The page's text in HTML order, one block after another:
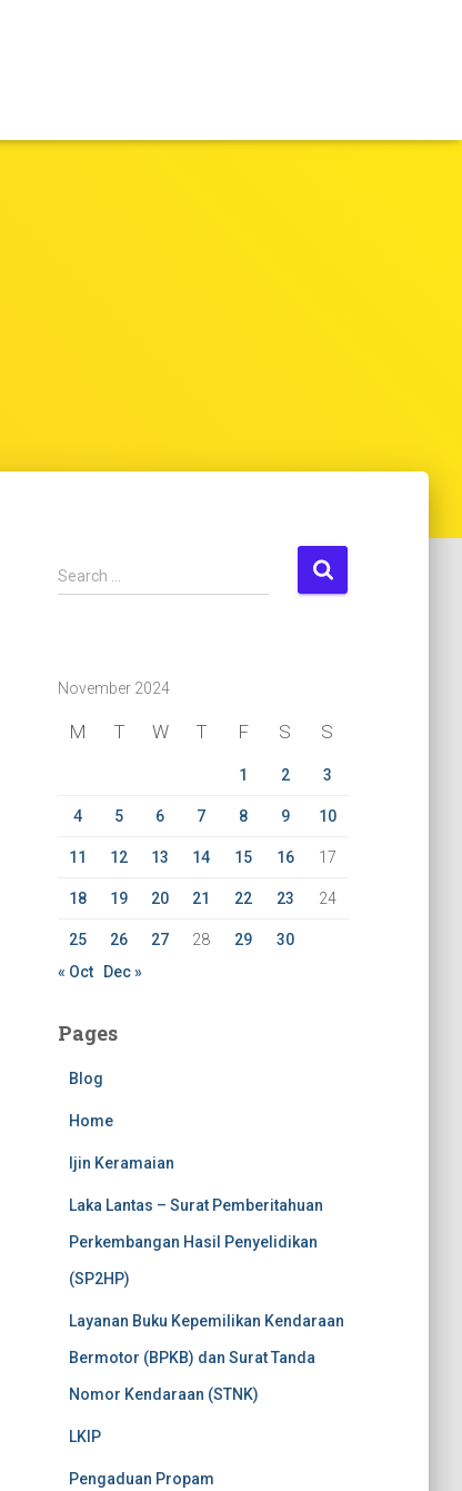
S
e
h
Search …
November 2024
M T W T F S S
1 2 3
4 5 6 7 8 9 10
11 12 13 14 15 16 17
18 19 20 21 22 23 24
25 26 27 28 29
30
« Oct
Dec »
Pages
Blog
Home
Ijin Keramaian
Laka Lantas – Surat Pemberitahuan
Perkembangan Hasil Penyelidikan
(SP2HP)
Layanan Buku Kepemilikan Kendaraan
Bermotor (BPKB) dan Surat Tanda
Nomor Kendaraan (STNK)
LKIP
Pengaduan Propam